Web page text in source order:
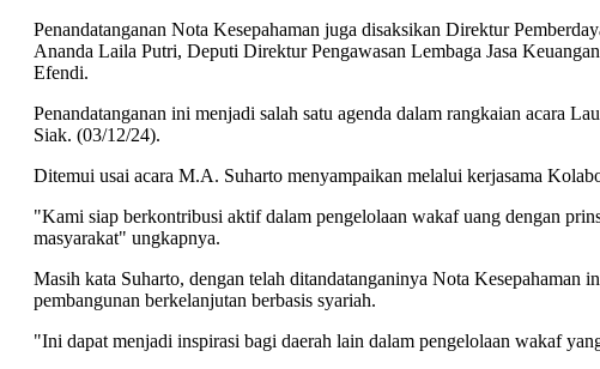
Penandatanganan Nota Kesepahaman juga disaksikan Direktur
Ananda Laila Putri, Deputi Direktur Pengawasan Lembaga Jasa
Efendi.
Penandatanganan ini menjadi salah satu agenda dalam rangkaian acara
Siak. (03/12/24).
Ditemui usai acara M.A. Suharto menyampaikan melalui kerjasama
"Kami siap berkontribusi aktif dalam pengelolaan wakaf uang dengan
masyarakat" ungkapnya.
Masih kata Suharto, dengan telah ditandatanganinya Nota Kesepahaman
pembangunan berkelanjutan berbasis syariah.
"Ini dapat menjadi inspirasi bagi daerah lain dalam pengelolaan wakaf